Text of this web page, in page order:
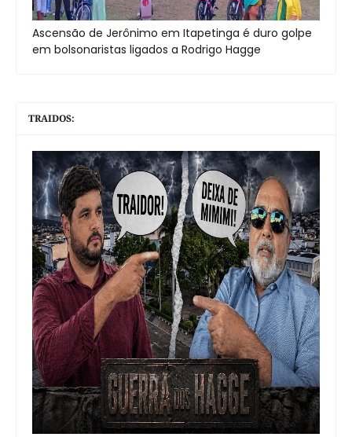
Ascensão de Jerônimo em Itapetinga é duro golpe
em bolsonaristas ligados a Rodrigo Hagge
TRAIDOS: